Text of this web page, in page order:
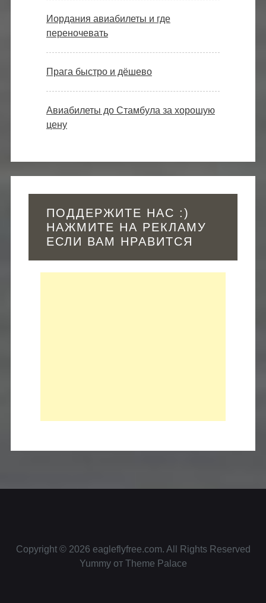
Иордания авиабилеты и где
переночевать
Прага быстро и дёшево
Авиабилеты до Стамбула за хорошую
цену
ПОДДЕРЖИТЕ НАС :)
НАЖМИТЕ НА РЕКЛАМУ
ЕСЛИ ВАМ НРАВИТСЯ
Copyright © 2026 eagleflyfree.com. All Rights Reserved
Yummy от Theme Palace